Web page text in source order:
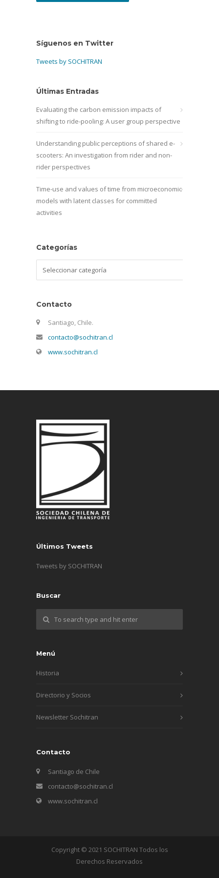
Síguenos en Twitter
Tweets by SOCHITRAN
Últimas Entradas
Evaluating the carbon emission impacts of
shifting to ride-pooling: A user group perspective
Understanding public perceptions of shared e-
scooters: An investigation from rider and non-
rider perspectives
Time-use and values of time from microeconomic
models with latent classes for committed
activities
Categorías
Contacto
Santiago, Chile.
contacto@sochitran.cl
www.sochitran.cl
Últimos Tweets
Tweets by SOCHITRAN
Buscar
Menú
Historia
Directorio y Socios
Newsletter Sochitran
Contacto
Santiago de Chile
contacto@sochitran.cl
www.sochitran.cl
Copyright © 2021 SOCHITRAN Todos los
Derechos Reservados